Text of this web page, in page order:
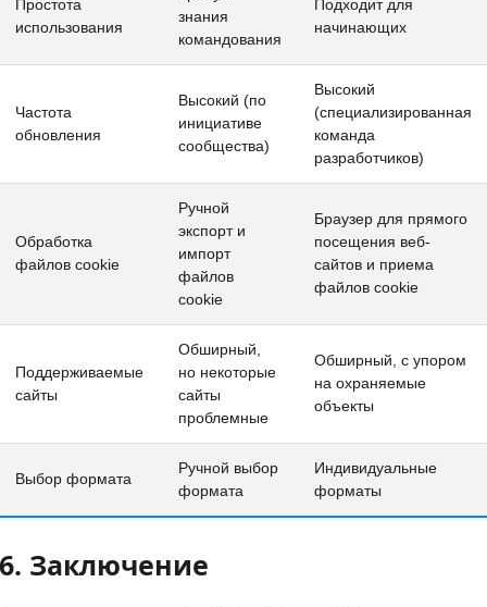
Простота
использования
знания
командования
Подходит для
начинающих
Частота
обновления
Высокий (по
инициативе
сообщества)
Высокий
(специализированная
команда
разработчиков)
Обработка
файлов cookie
Ручной
экспорт и
импорт
файлов
cookie
Браузер для прямого
посещения веб-
сайтов и приема
файлов cookie
Поддерживаемые
сайты
Обширный,
но некоторые
сайты
проблемные
Обширный, с упором
на охраняемые
объекты
Выбор формата
Ручной выбор
формата
Индивидуальные
форматы
6. Заключение